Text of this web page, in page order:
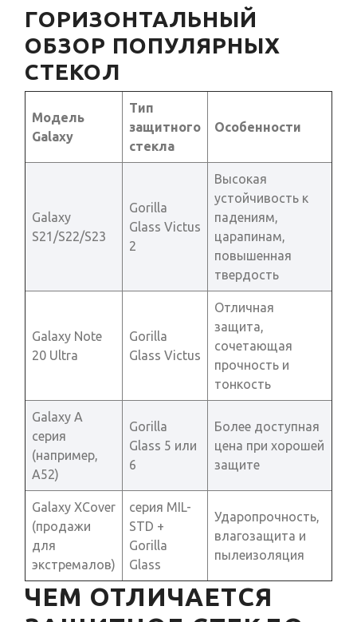
ГОРИЗОНТАЛЬНЫЙ
ОБЗОР ПОПУЛЯРНЫХ
СТЕКОЛ
Модель
Galaxy
Тип
защитного
стекла
Особенности
Galaxy
S21/S22/S23
Gorilla
Glass Victus
2
Высокая
устойчивость к
падениям,
царапинам,
повышенная
твердость
Galaxy Note
20 Ultra
Gorilla
Glass Victus
Отличная
защита,
сочетающая
прочность и
тонкость
Galaxy A
серия
(например,
A52)
Gorilla
Glass 5 или
6
Более доступная
цена при хорошей
защите
Galaxy XCover
(продажи
для
экстремалов)
серия MIL-
STD +
Gorilla
Glass
Ударопрочность,
влагозащита и
пылеизоляция
ЧЕМ ОТЛИЧАЕТСЯ